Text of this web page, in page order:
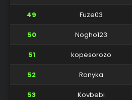
49 Fuze03
50 Nogho123
51 kopesorozo
52 Ronyka
53 Kovbebi